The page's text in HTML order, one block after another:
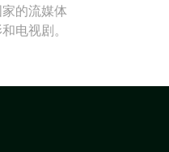
的流媒体
电视剧。